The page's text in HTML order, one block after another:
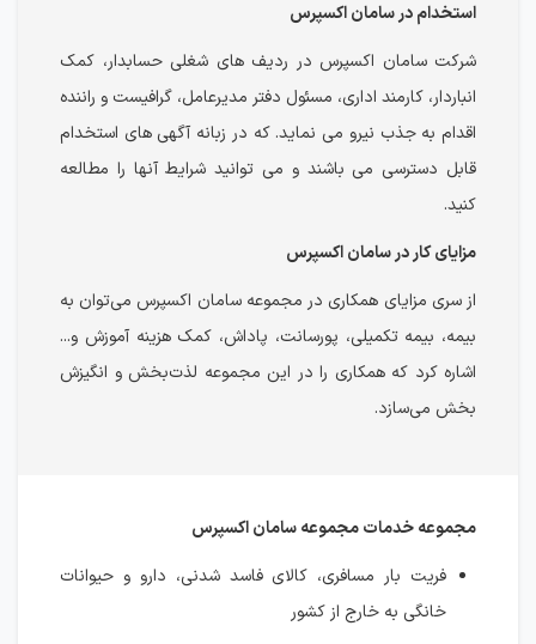
استخدام در سامان اکسپرس
شرکت سامان اکسپرس در ردیف های شغلی حسابدار، کمک
انباردار، کارمند اداری، مسئول دفتر مدیرعامل، گرافیست و راننده
اقدام به جذب نیرو می نماید. که در زبانه آگهی های استخدام
قابل دسترسی می باشند و می توانید شرایط آنها را مطالعه
کنید.
مزایای کار در سامان اکسپرس
از سری مزایای همکاری در مجموعه سامان اکسپرس می‌توان به
بیمه، بیمه تکمیلی، پورسانت، پاداش، کمک هزینه آموزش و...
اشاره کرد که همکاری را در این مجموعه لذت‌بخش و انگیزش
بخش می‌سازد.
مجموعه خدمات مجموعه سامان اکسپرس
فریت بار مسافری، کالای فاسد شدنی، دارو و حیوانات
خانگی به خارج از کشور